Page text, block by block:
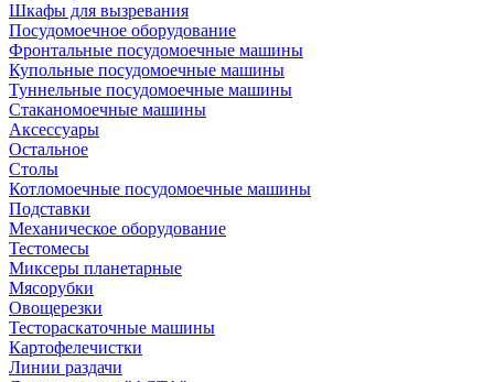
Шкафы для вызревания
Посудомоечное оборудование
Фронтальные посудомоечные машины
Купольные посудомоечные машины
Туннельные посудомоечные машины
Стаканомоечные машины
Аксессуары
Остальное
Столы
Котломоечные посудомоечные машины
Подставки
Механическое оборудование
Тестомесы
Миксеры планетарные
Мясорубки
Овощерезки
Тестораскаточные машины
Картофелечистки
Линии раздачи